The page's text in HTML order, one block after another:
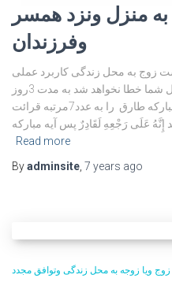
منزل ونزد همسر
وفرزندان
زوج به محل زندگی کاربرد عملی
داشته ودرصورت رضایت پروردگار عمل شما خطا نخواهد شد به مدت 3روز
بعد از هر نماز واجب سوره مبارکه طارق را به عدد7مرتبه قرائت
إِنَّهُ عَلَى رَجْعِهِ لَقَادِرٌ پس آیه مبارکه
Read more
Byadminsite 7 years ago
ویا زوجه به محل زندگی وتوافق مجدد